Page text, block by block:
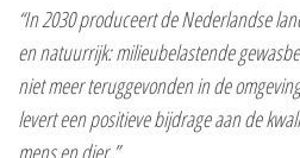
“In 2030 produceert de Nederlandse
en natuurrijk: milieubelastende
niet meer teruggevonden in de
levert een positieve bijdrage aan de